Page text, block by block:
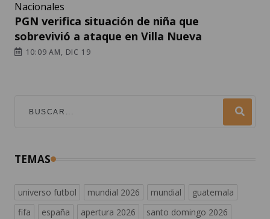
Nacionales
PGN verifica situación de niña que
sobrevivió a ataque en Villa Nueva
10:09 AM, DIC 19
TEMAS
universo futbol mundial 2026 mundial
guatemala
fifa
españa apertura 2026
santo domingo 2026